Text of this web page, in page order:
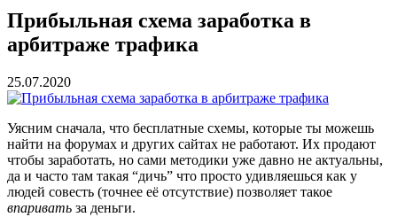
Прибыльная схема заработка в
арбитраже трафика
25.07.2020
Уясним сначала, что бесплатные схемы, которые ты можешь
найти на форумах и других сайтах не работают. Их продают
чтобы заработать, но сами методики уже давно не актуальны,
да и часто там такая “дичь” что просто удивляешься как у
людей совесть (точнее её отсутствие) позволяет такое
впаривать за деньги.